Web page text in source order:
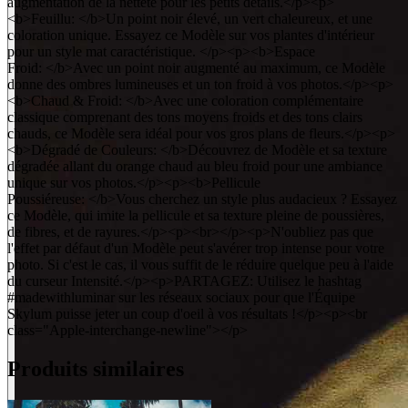
<b>Feuillu: </b>Un point noir élevé, un vert chaleureux, et une
coloration unique. Essayez ce Modèle sur vos plantes d'intérieur
pour un style mat caractéristique. </p><p><b>Espace
Froid: </b>Avec un point noir augmenté au maximum, ce Modèle
donne des ombres lumineuses et un ton froid à vos photos.</p><p>
<b>Chaud & Froid: </b>Avec une coloration complémentaire
classique comprenant des tons moyens froids et des tons clairs
chauds, ce Modèle sera idéal pour vos gros plans de fleurs.</p><p>
<b>Dégradé de Couleurs: </b>Découvrez de Modèle et sa texture
dégradée allant du orange chaud au bleu froid pour une ambiance
unique sur vos photos.</p><p><b>Pellicule
Poussiéreuse: </b>Vous cherchez un style plus audacieux ? Essayez
ce Modèle, qui imite la pellicule et sa texture pleine de poussières,
de fibres, et de rayures.</p><p><br></p><p>N'oubliez pas que
l'effet par défaut d'un Modèle peut s'avérer trop intense pour votre
photo. Si c'est le cas, il vous suffit de le réduire quelque peu à l'aide
du curseur Intensité.</p><p>PARTAGEZ: Utilisez le hashtag
#madewithluminar sur les réseaux sociaux pour que l'Équipe
Skylum puisse jeter un coup d'oeil à vos résultats !</p><p><br
class="Apple-interchange-newline"></p>
Produits similaires